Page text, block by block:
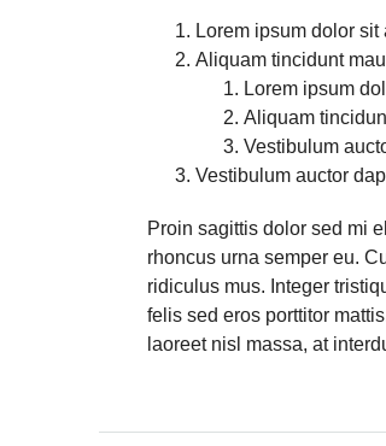
Lorem ipsum dolor
Aliquam tincidunt
Lorem ipsum
Aliquam
Vestibulum
Vestibulum auctor
Proin sagittis dolor sed mi
rhoncus urna semper eu.
ridiculus mus. Integer
felis sed eros porttitor
laoreet nisl massa, at